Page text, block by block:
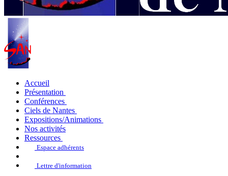
Accueil
Présentation
Conférences
Ciels de Nantes
Expositions/Animations
Nos activités
Ressources
Espace adhérents
Lettre d'information